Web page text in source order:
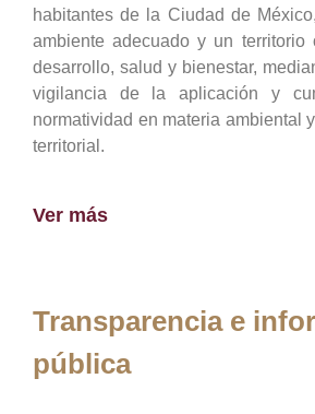
habitantes de la Ciudad de
ambiente adecuado y un territorio
desarrollo, salud y bienestar,
vigilancia de la aplicación y
normatividad en materia ambiental
territorial.
Ver más
Transparencia e
pública